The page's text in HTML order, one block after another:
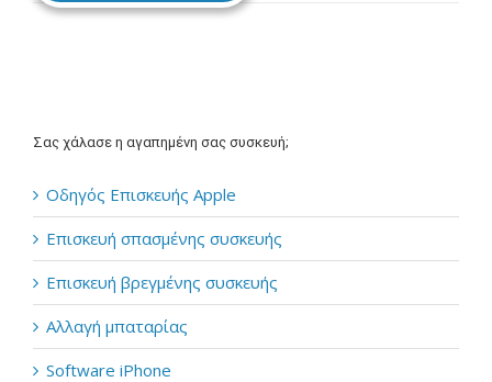
Σας χάλασε η αγαπημένη σας συσκευή;
Οδηγός Επισκευής Apple
Επισκευή σπασμένης συσκευής
Επισκευή βρεγμένης συσκευής
Αλλαγή μπαταρίας
Software iPhone